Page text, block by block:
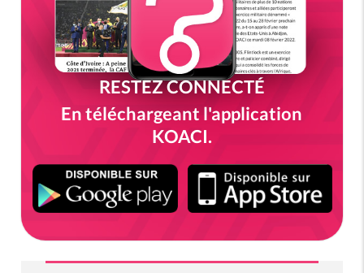
RESTEZ CONNECTÉ
En téléchargeant l'application
KOACI.